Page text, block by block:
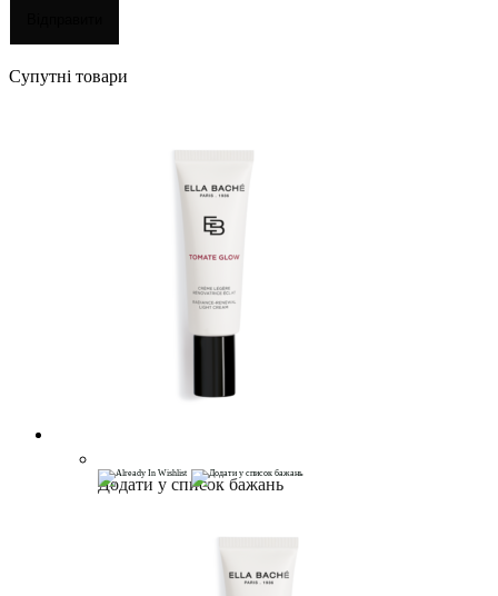
Супутні товари
Додати у список бажань